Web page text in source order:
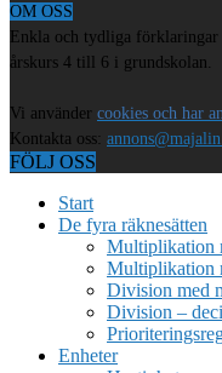
OM OSS
Enkla och tydliga
årskurs 4 till 6 i grundskolan.
Vi använder cookies och har
Kontakta oss:
FÖLJ OSS
Start
De fyra räknesätten
Multiplikation
Multiplikation
Division med
Division –
Enheter